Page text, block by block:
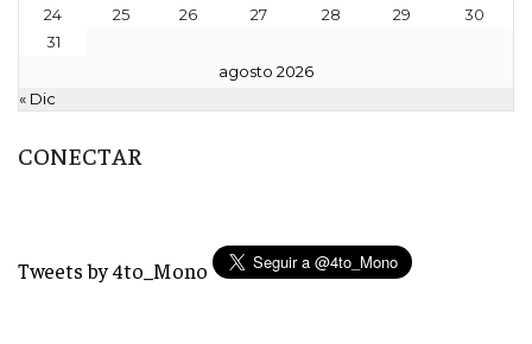
agosto 2026
24
25 26 27 28 29
30
31
« Dic
CONECTAR
Tweets by 4to_Mono